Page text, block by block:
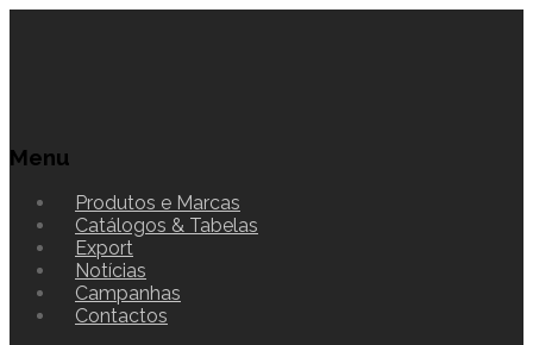
Menu
Produtos e Marcas
Catálogos & Tabelas
Export
Notícias
Campanhas
Contactos